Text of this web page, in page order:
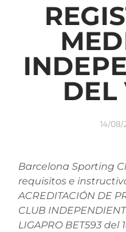
DEL
14/08/
Barcelona Sporting
requisitos e
ACREDITACIÓN DE
CLUB
LIGAPRO BET593 del